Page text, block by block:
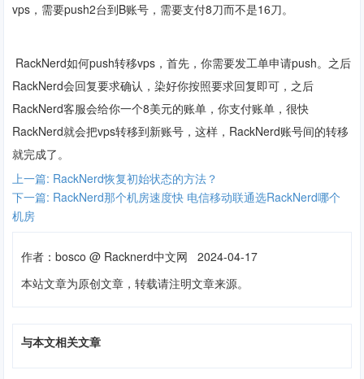
vps，需要push2台到B账号，需要支付8刀而不是16刀。
RackNerd如何push转移vps，首先，你需要发工单申请push。之后
RackNerd会回复要求确认，染好你按照要求回复即可，之后
RackNerd客服会给你一个8美元的账单，你支付账单，很快
RackNerd就会把vps转移到新账号，这样，RackNerd账号间的转移
就完成了。
上一篇: RackNerd恢复初始状态的方法？
下一篇: RackNerd那个机房速度快 电信移动联通选RackNerd哪个
机房
作者：bosco @ Racknerd中文网 2024-04-17
本站文章为原创文章，转载请注明文章来源。
与本文相关文章